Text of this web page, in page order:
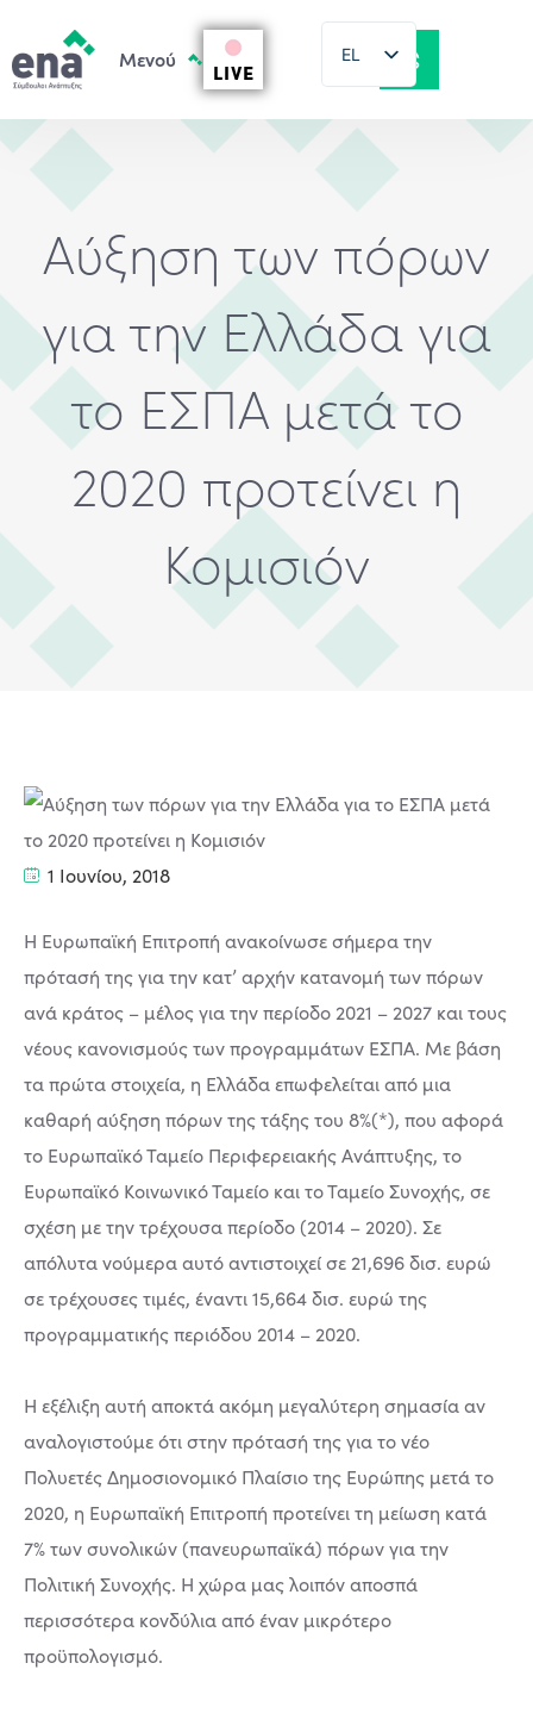
LIVE
EL
EN
Αύξηση των πόρων
για την Ελλάδα για
το ΕΣΠΑ μετά το
2020 προτείνει η
Κομισιόν
1 Ιουνίου, 2018
Η Ευρωπαϊκή Επιτροπή ανακοίνωσε σήμερα την
πρότασή της για την κατ’ αρχήν κατανομή των πόρων
ανά κράτος – μέλος για την περίοδο 2021 – 2027 και τους
νέους κανονισμούς των προγραμμάτων ΕΣΠΑ. Με βάση
τα πρώτα στοιχεία, η Ελλάδα επωφελείται από μια
καθαρή αύξηση πόρων της τάξης του 8%(*), που αφορά
το Ευρωπαϊκό Ταμείο Περιφερειακής Ανάπτυξης, το
Ευρωπαϊκό Κοινωνικό Ταμείο και το Ταμείο Συνοχής, σε
σχέση με την τρέχουσα περίοδο (2014 – 2020). Σε
απόλυτα νούμερα αυτό αντιστοιχεί σε 21,696 δισ. ευρώ
σε τρέχουσες τιμές, έναντι 15,664 δισ. ευρώ της
προγραμματικής περιόδου 2014 – 2020.
Η εξέλιξη αυτή αποκτά ακόμη μεγαλύτερη σημασία αν
αναλογιστούμε ότι στην πρότασή της για το νέο
Πολυετές Δημοσιονομικό Πλαίσιο της Ευρώπης μετά το
2020, η Ευρωπαϊκή Επιτροπή προτείνει τη μείωση κατά
7% των συνολικών (πανευρωπαϊκά) πόρων για την
Πολιτική Συνοχής. Η χώρα μας λοιπόν αποσπά
περισσότερα κονδύλια από έναν μικρότερο
προϋπολογισμό.